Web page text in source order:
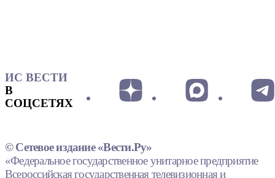
ИС ВЕСТИ
В
СОЦСЕТЯХ
© Сетевое издание «Вести.Ру»
«Федеральное государственное унитарное предприятие
Всероссийская государственная телевизионная и